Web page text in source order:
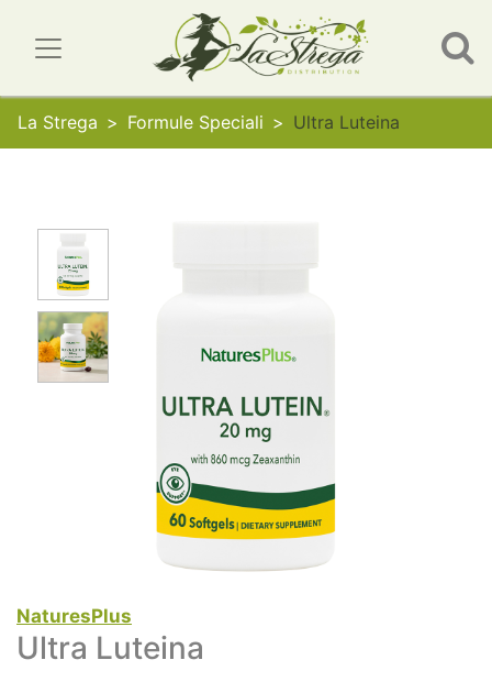
La Strega Formule Speciali Ultra Luteina
NaturesPlus
Ultra Luteina